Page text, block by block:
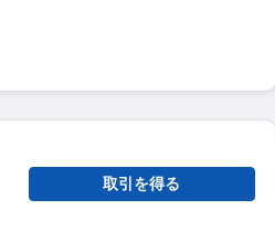
取引を得る